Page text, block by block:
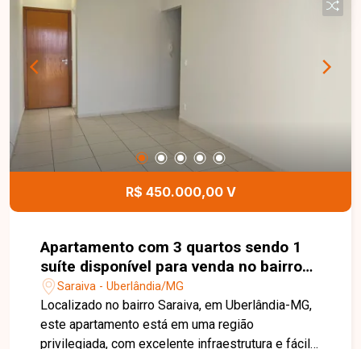
armário e box, cozinha com armários, lavanderia e
2 vagas de garagem. Os ambientes são bem
distribuídos e planejados para oferecer
funcionalidade e conforto no dia a dia. Uma
imóvel completo, bem localizado e pronto para
morar. Entre em contato para mais informações e
agende sua visita!
R$ 450.000,00 V
Apartamento com 3 quartos sendo 1
suíte disponível para venda no bairro
Saraiva em Uberlândia-MG.
Saraiva - Uberlândia/MG
Localizado no bairro Saraiva, em Uberlândia-MG,
este apartamento está em uma região
privilegiada, com excelente infraestrutura e fácil